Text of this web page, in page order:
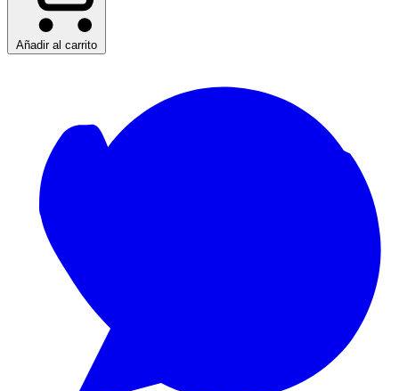
Añadir al carrito